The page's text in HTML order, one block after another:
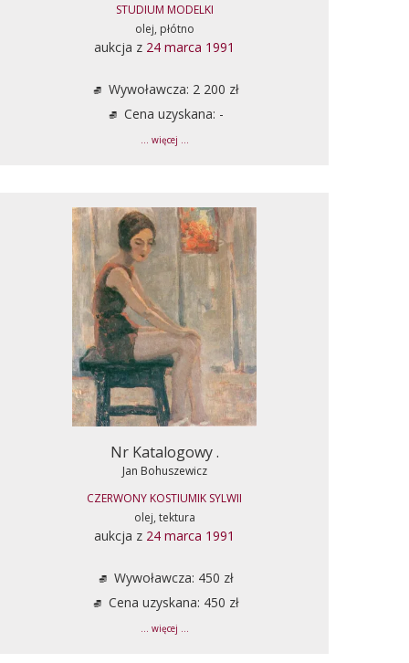
STUDIUM MODELKI
olej, płótno
aukcja z 24 marca 1991
Wywoławcza: 2 200 zł
Cena uzyskana: -
... więcej ...
Nr Katalogowy .
Jan Bohuszewicz
CZERWONY KOSTIUMIK SYLWII
olej, tektura
aukcja z 24 marca 1991
Wywoławcza: 450 zł
Cena uzyskana: 450 zł
... więcej ...